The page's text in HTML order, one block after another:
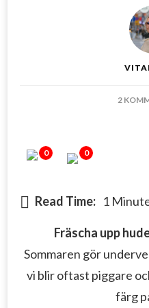
2
0 0
Read Time: 1
Fräscha upp
Sommaren gör
vi blir oftast piggare
färg